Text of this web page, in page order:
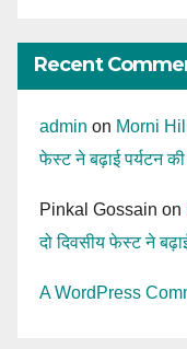
Recent
admin on Morni
फेस्ट ने बढ़ाई पर्यटन
Pinkal Gossain on
दो दिवसीय फेस्ट ने
A WordPress